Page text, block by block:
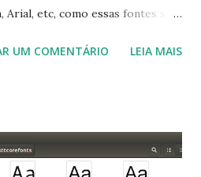
Arial, etc, como essas fontes são
Normas Técnicas (ABNT), exige
Ao instalar o GNU/Linux abra o
$ sudo apt-get install ttf-
UM COMENTÁRIO LEIA MAIS